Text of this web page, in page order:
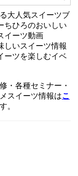
大人気スイーツブ
ちひろのおいしい
イーツ動画
しいスイーツ情報
ーツを楽しむイベ
・各種セミナー・
スイーツ情報はこ
。